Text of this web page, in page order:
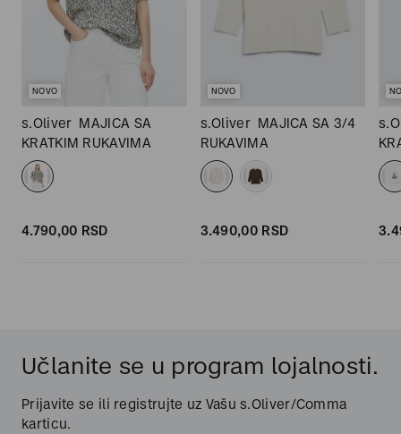
NOVO
s.Oliver MAJICA SA
KRATKIM RUKAVIMA
4.790,00 RSD
NOVO
s.Oliver MAJICA SA 3/4
RUKAVIMA
3.490,00 RSD
Učlanite se u program lojalnosti.
Prijavite se ili registrujte uz Vašu s.Oliver/Comma
karticu.